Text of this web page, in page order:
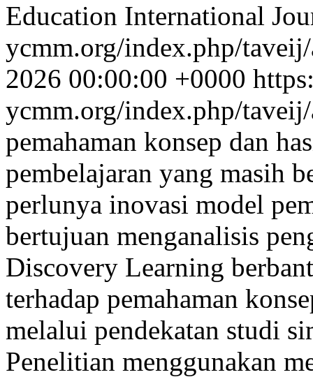
Education International
ycmm.org/index.php/
2026 00:00:00 +0000
ycmm.org/index.php/
pemahaman konsep dan
pembelajaran yang masih
perlunya inovasi model
bertujuan menganalisis
Discovery Learning
terhadap pemahaman
melalui pendekatan studi
Penelitian menggunakan